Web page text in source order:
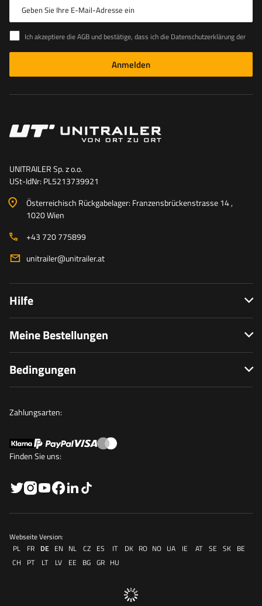
Geben Sie Ihre E-Mail-Adresse ein
Ich akzeptiere die AGB und bestätige, dass ich die Datenschutzerklärung der Website zur Kenntnis genommen habe
Anmelden
UNITRAILER Sp. z o.o.
USt-IdNr: PL5213739921
Österreichisch Rückgabelager: Franzensbrückenstrasse 14 ,
1020 Wien
+43 720 775899
unitrailer@unitrailer.at
Hilfe
Meine Bestellungen
Bedingungen
Zahlungsarten:
Finden Sie uns:
Webseite Version:
PL
FR DE EN NL CZ ES IT DK RO NO UA IE AT SE SK BE
CH
PT LT LV EE BG GR HU